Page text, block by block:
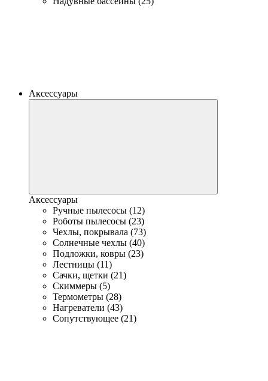
Аксессуары
Аксессуары
Ручные пылесосы (12)
Роботы пылесосы (23)
Чехлы, покрывала (73)
Солнечные чехлы (40)
Подложки, ковры (23)
Лестницы (11)
Сачки, щетки (21)
Скиммеры (5)
Термометры (28)
Нагреватели (43)
Сопутствующее (21)